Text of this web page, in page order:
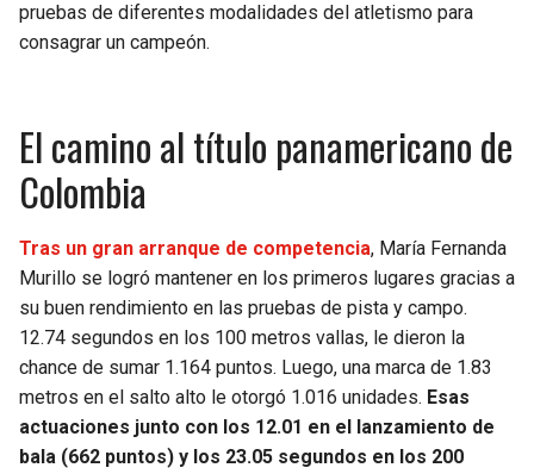
pruebas de diferentes modalidades del atletismo para
consagrar un campeón.
El camino al título panamericano de
Colombia
Tras un gran arranque de competencia, María Fernanda
Murillo se logró mantener en los primeros lugares gracias a
su buen rendimiento en las pruebas de pista y campo.
12.74 segundos en los 100 metros vallas, le dieron la
chance de sumar 1.164 puntos. Luego, una marca de 1.83
metros en el salto alto le otorgó 1.016 unidades. Esas
actuaciones junto con los 12.01 en el lanzamiento de
bala (662 puntos) y los 23.05 segundos en los 200